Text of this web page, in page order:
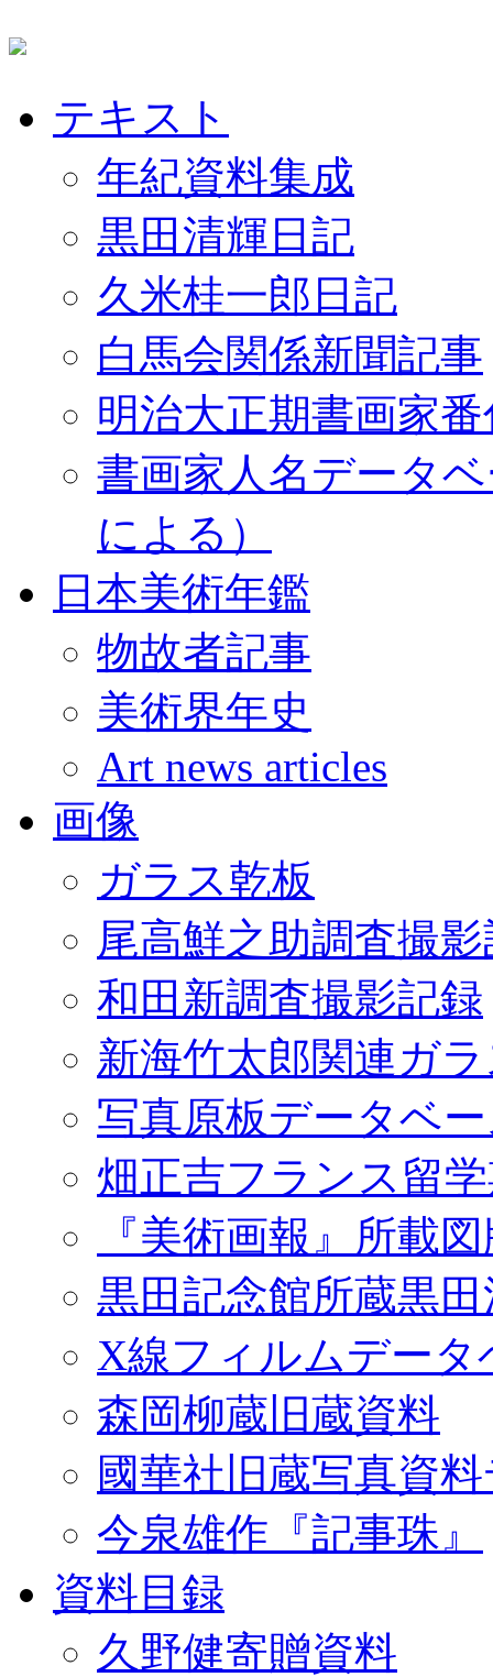
テキスト
年紀資料集成
黒田清輝日記
久米桂一郎日記
白馬会関係新聞記事
明治大正期書画家
書画家人名データ
による）
日本美術年鑑
物故者記事
美術界年史
Art news articles
画像
ガラス乾板
尾高鮮之助調査撮
和田新調査撮影記録
新海竹太郎関連ガ
写真原板データベ
畑正吉フランス留
『美術画報』所載
黒田記念館所蔵黒
X線フィルムデータ
森岡柳蔵旧蔵資料
國華社旧蔵写真資
今泉雄作『記事珠』
資料目録
久野健寄贈資料